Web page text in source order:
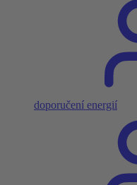
doporučení energií